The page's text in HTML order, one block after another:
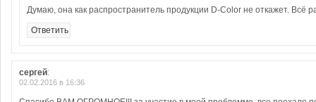
Думаю, она как распространитель продукции D-Color не откажет. Всё
Ответить
сергей:
02.02.2016 в 16:36